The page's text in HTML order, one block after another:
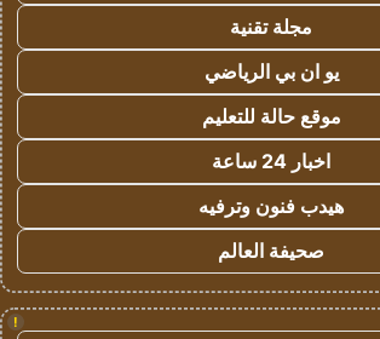
مجلة تقنية
يو ان بي الرياضي
موقع حالة للتعليم
اخبار 24 ساعة
هيدب فنون وترفيه
صحيفة العالم
!